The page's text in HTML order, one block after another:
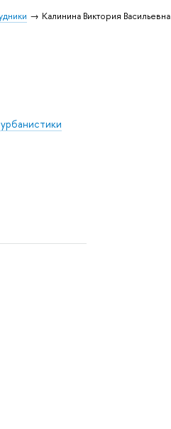
Калинина Виктория Васильевна